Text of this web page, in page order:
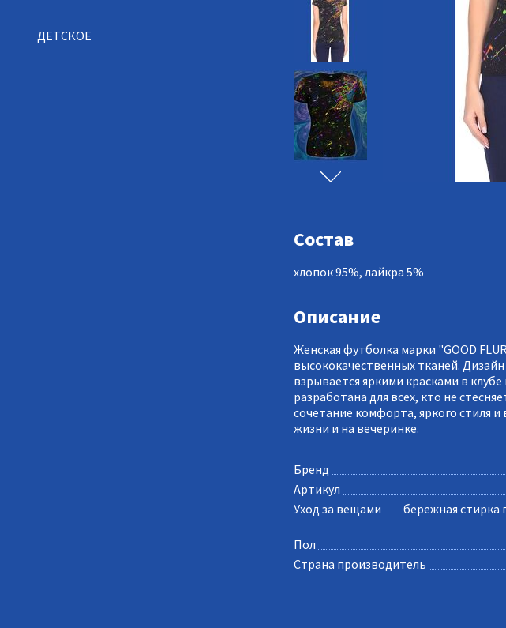
ДЕТСКОЕ
Состав
хлопок 95%, лайкра 5%
Описание
Женская футболка марки "GOOD
высококачественных тканей.
взрывается яркими красками в
разработана для всех, кто не
сочетание комфорта, яркого стиля
жизни и на вечеринке.
Бренд
Артикул
Уход за вещами
бережная стирка
Пол
Страна производитель